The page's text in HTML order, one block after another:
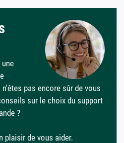
pas encore sûr de vous
sur le choix du support
?
plaisir de vous aider.